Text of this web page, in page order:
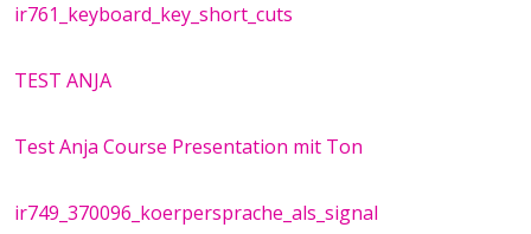
ir761_keyboard_key_short_cuts
TEST ANJA
Test Anja Course Presentation mit Ton
ir749_370096_koerpersprache_als_signal